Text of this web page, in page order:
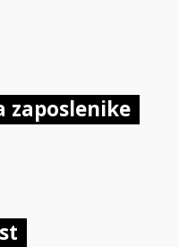
zaposlenike